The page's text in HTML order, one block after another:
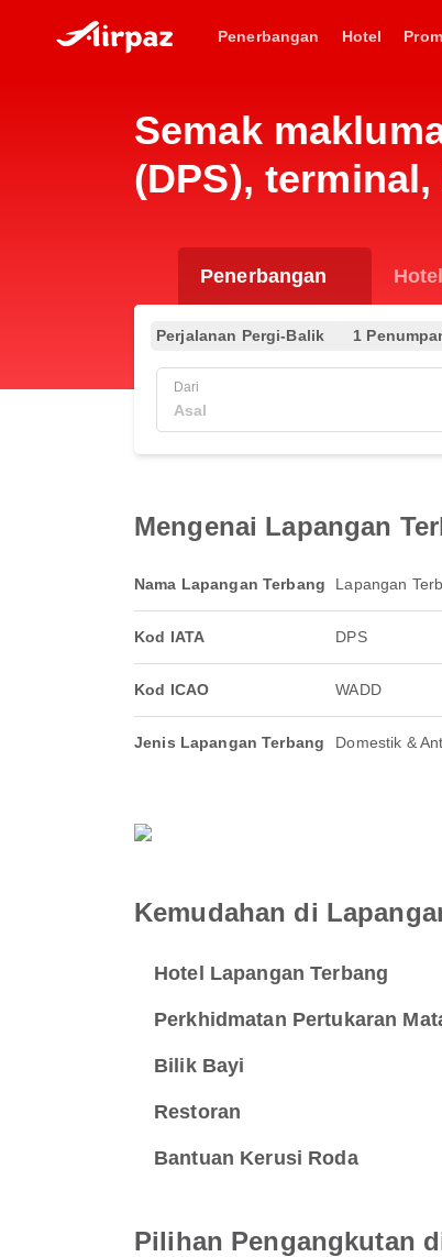
Penerbangan Hotel
Semak
(DPS),
Penerbangan Hotel
Perjalanan Pergi-Balik 1
Dari
Mengenai Lapangan
Nama Lapangan Terbang Lapangan
Kod IATA DPS
Kod ICAO WADD
Jenis Lapangan Terbang Domestik &
Kemudahan di
Hotel Lapangan Terbang
Perkhidmatan Pertukaran
Bilik Bayi
Restoran
Bantuan Kerusi Roda
Pilihan Pengangkutan